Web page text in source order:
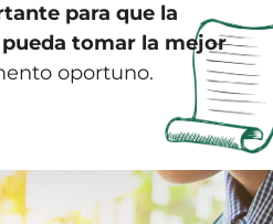
para que la
tomar la mejor
oportuno.